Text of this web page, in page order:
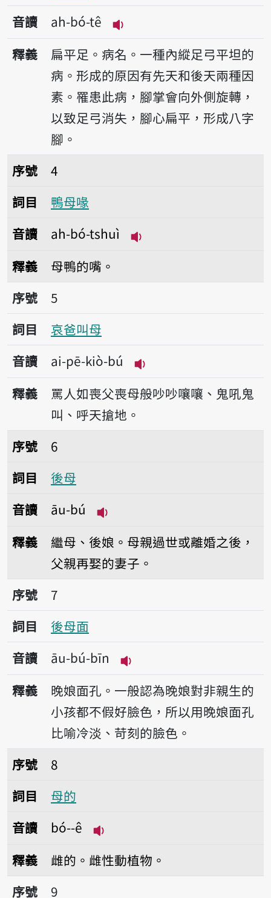
音讀
ah-bó-tê
播放音讀ah-bó-tê
釋義
扁平足。病名。一種內縱足弓平坦的
病。形成的原因有先天和後天兩種因
素。罹患此病，腳掌會向外側旋轉，
以致足弓消失，腳心扁平，形成八字
腳。
序號4鴨母喙
序號
4
詞目
鴨母喙
音讀
ah-bó-tshuì
釋義
母鴨的嘴。
序號5哀爸叫母
序號
5
詞目
哀爸叫母
音讀
ai-pē-kiò-bú
播放音讀ai-pē-kiò-bú
釋義
罵人如喪父喪母般吵吵嚷嚷、鬼吼鬼
叫、呼天搶地。
序號6後母
序號
6
詞目
後母
音讀
āu-bú
釋義
繼母、後娘。母親過世或離婚之後，
父親再娶的妻子。
序號7後母面
序號
7
詞目
後母面
音讀
āu-bú-bīn
播放音讀āu-bú-bīn
釋義
晚娘面孔。一般認為晚娘對非親生的
小孩都不假好臉色，所以用晚娘面孔
比喻冷淡、苛刻的臉色。
序號8母的
序號
8
詞目
母的
音讀
bó--ê
釋義
雌的。雌性動植物。
序號9母金
序號 9